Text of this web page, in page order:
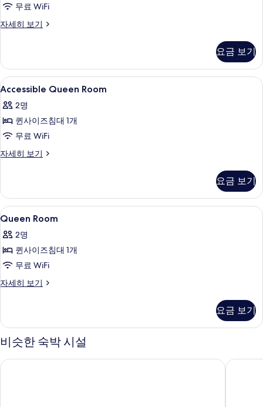
원
사
두
보
인
지
원
히
기
사
진
보
기
무료 WiFi
자세히 보기
Twin
자
세
히
기
요금 보기
Accessible
Queen
Room
사
진
모
기
1 개의 침실, 고급 침구, 오리/거위털 이
7
Accessible Queen Room
2명
퀸사이즈침대 1개
무료 WiFi
자세히 보기
Accessible
세
히
보
요금 보기
Queen
Room
사
진
모
두
1 개의 침실, 고급 침구, 오리/거위털 이
8
Queen Room
2명
퀸사이즈침대 1개
무료 WiFi
자세히 보기
Queen
히
기
요금 보기
비슷한 숙박 시설
힐튼 가든 인 뮌헨 시티 센터 웨스트, 저머니 마리팀